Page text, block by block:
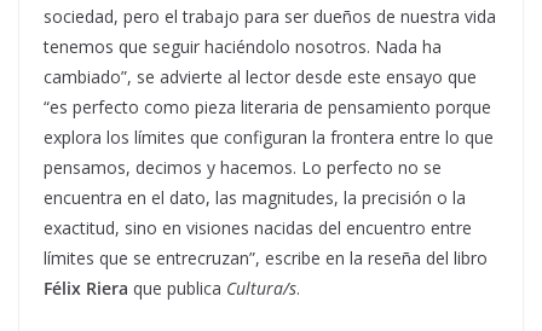
sociedad, pero el trabajo para ser dueños de nuestra vida
tenemos que seguir haciéndolo nosotros. Nada ha
cambiado”, se advierte al lector desde este ensayo que
“es perfecto como pieza literaria de pensamiento porque
explora los límites que configuran la frontera entre lo que
pensamos, decimos y hacemos. Lo perfecto no se
encuentra en el dato, las magnitudes, la precisión o la
exactitud, sino en visiones nacidas del encuentro entre
límites que se entrecruzan”, escribe en la reseña del libro
Félix Riera que publica Cultura/s.